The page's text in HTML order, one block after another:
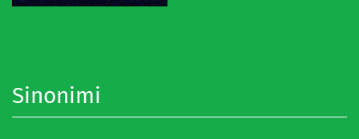
Sinonimi